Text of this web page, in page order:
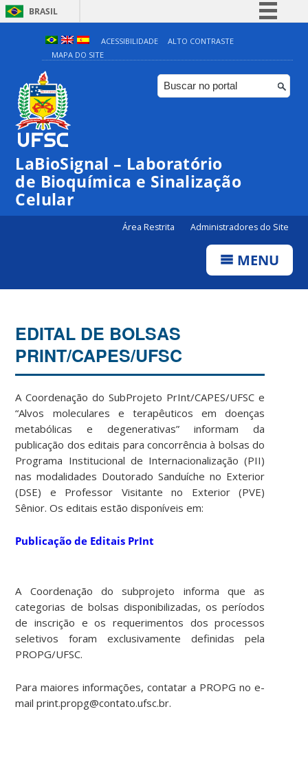
BRASIL
Simplifique!
Comunica BR
Participe
ACESSIBILIDADE
ALTO CONTRASTE
MAPA DO SITE
LaBioSignal – Laboratório
de Bioquímica e Sinalização
Celular
Área Restrita Administradores do Site
MENU
EDITAL DE BOLSAS
PRINT/CAPES/UFSC
A Coordenação do SubProjeto PrInt/CAPES/UFSC e
“Alvos moleculares e terapêuticos em doenças
metabólicas e degenerativas” informam da
publicação dos editais para concorrência à bolsas do
Programa Institucional de Internacionalização (PII)
nas modalidades Doutorado Sanduíche no Exterior
(DSE) e Professor Visitante no Exterior (PVE)
Sênior. Os editais estão disponíveis em:
Publicação de Editais PrInt
A Coordenação do subprojeto informa que as
categorias de bolsas disponibilizadas, os períodos
de inscrição e os requerimentos dos processos
seletivos foram exclusivamente definidas pela
PROPG/UFSC.
Para maiores informações, contatar a PROPG no e-
mail print.propg@contato.ufsc.br.